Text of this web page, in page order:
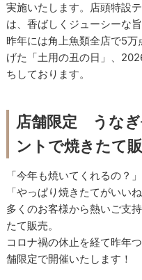
実施いたします。店頭特設
は、香ばしくジューシーな
昨年には角上魚類全店で5
げた「土用の丑の日」、
ちしております。
店舗限定 うなぎ
ントで焼きたて
「今年も焼いてくれるの？」
「やっぱり焼きたてがいいね
多くのお客様から熱いご支
たて販売。
コロナ禍の休止を経て昨年
舗限定で開催いたします！